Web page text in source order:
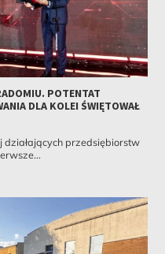
POTENTAT
DLA KOLEI ŚWIĘTOWAŁ
działających przedsiębiorstw